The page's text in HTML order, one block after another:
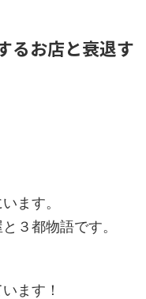
るお店と衰退す
ます。
３都物語です。
ます！